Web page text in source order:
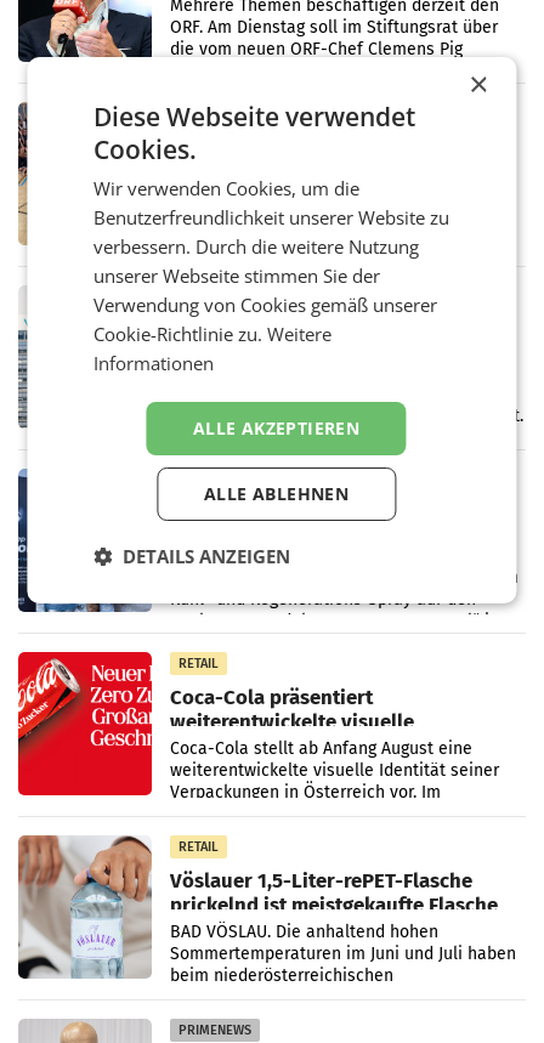
Mehrere Themen beschäftigen derzeit den
ORF. Am Dienstag soll im Stiftungsrat über
die vom neuen ORF-Chef Clemens Pig
RETAIL
Bipa unterstützt Bewegte Kids
Bereits zum zweiten Mal begleitet Bipa das
polysportive Sommersportcamp „Bewegte
Monaten Juli und August versorgt das
Unternehmen Kinder sowie
voestalpine verzeichnet solides
Der voestalpine-Konzern hat im 1. Quartal
Juni 2026) ein solides Ergebnis erwirtschaftet.
Der Umsatz stieg im Vergleich zur
Vorjahresperiode
Kühl-Spray: SN Sports bringt „Keep
Die SN Sports GmbH bringt gemeinsam mit
der Firma Feygenblatt FloGu OG einen neuen
Kühl- und Regenerations-Spray auf den
Markt. Das Produkt namens „Keep Cool“ ist zu
RETAIL
Coca-Cola präsentiert
weiterentwickelte visuelle
Markenidentität
Coca-Cola stellt ab Anfang August eine
weiterentwickelte visuelle Identität seiner
Verpackungen in Österreich vor. Im
Mittelpunkt des Redesigns stehen zentrale
Gestaltungselemente
RETAIL
Vöslauer 1,5-Liter-rePET-Flasche
prickelnd ist meistgekaufte Flasche
Österreichs
BAD VÖSLAU. Die anhaltend hohen
Sommertemperaturen im Juni und Juli haben
beim niederösterreichischen
Getränkehersteller Vöslauer zu deutlichen
Absatzzuwächsen geführt. Während
PRIMENEWS
×
Diese Webseite verwendet
Cookies.
Wir verwenden Cookies, um die
Benutzerfreundlichkeit unserer Website zu
verbessern. Durch die weitere Nutzung
unserer Webseite stimmen Sie der
Verwendung von Cookies gemäß unserer
Cookie-Richtlinie zu.Weitere
Informationen
ALLE AKZEPTIEREN
ALLE ABLEHNEN
DETAILS ANZEIGEN